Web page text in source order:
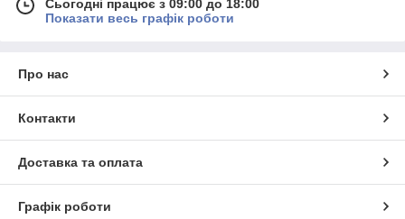
Сьогодні працює з 09:00 до 18:00
Показати весь графік роботи
Про нас
Контакти
Доставка та оплата
Графік роботи